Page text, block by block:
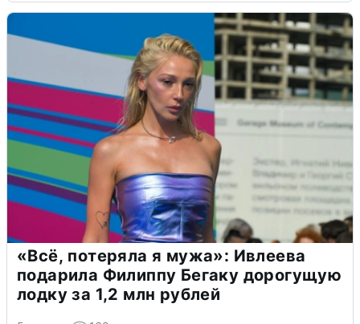
«Всё, потеряла я мужа»: Ивлеева
подарила Филиппу Бегаку дорогущую
лодку за 1,2 млн рублей